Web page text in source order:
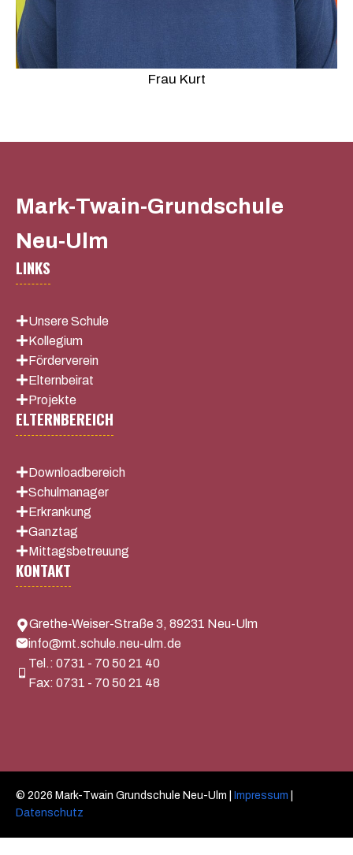
Frau Kurt
Mark-Twain-Grundschule
Neu-Ulm
LINKS
Unsere Schule
Kollegium
Förderverein
Elternbeirat
Projekte
ELTERNBEREICH
Downloadbereich
Schulmanager
Erkrankung
Ganztag
Mittagsbetreuung
KONTAKT
Grethe-Weiser-Straße 3, 89231 Neu-Ulm
info@mt.schule.neu-ulm.de
Tel.: 0731 - 70 50 21 40
Fax: 0731 - 70 50 21 48
© 2026 Mark-Twain Grundschule Neu-Ulm | Impressum
Datenschutz